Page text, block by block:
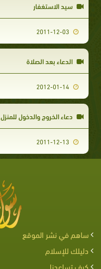
سيد الاستغفار
الدعاء بعد الصلاة
دعاء الخروج والدخول للمنزل
ساهم في نشر الموقع
دليلك للإسلام
كيف تساعدنا